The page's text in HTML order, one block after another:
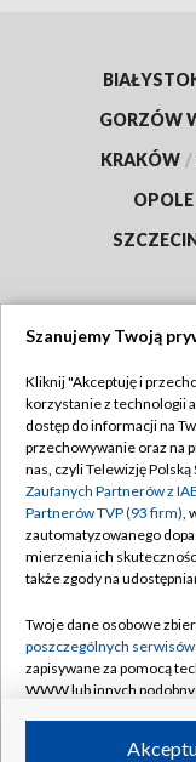
GORZÓW
KRAKÓW /
OPOLE
Abonament TVP
Emisja w TVP
Centrum
Naziemna
Rada Programowa
System NOS
Informacje o
Szanujemy Twoją
Kliknij "Akceptuję i
korzystanie z technologii
dostęp do informacji na
przechowywanie oraz na
nas, czyli Telewizję Polską
Zaufanych Partnerów z
Partnerów TVP (93 firm),
zautomatyzowanego
mierzenia ich
także zgody na
Twoje dane osobowe
poszczególnych serwisów
zapisywane za pomocą
WWW lub innych
ruchu w Internecie.